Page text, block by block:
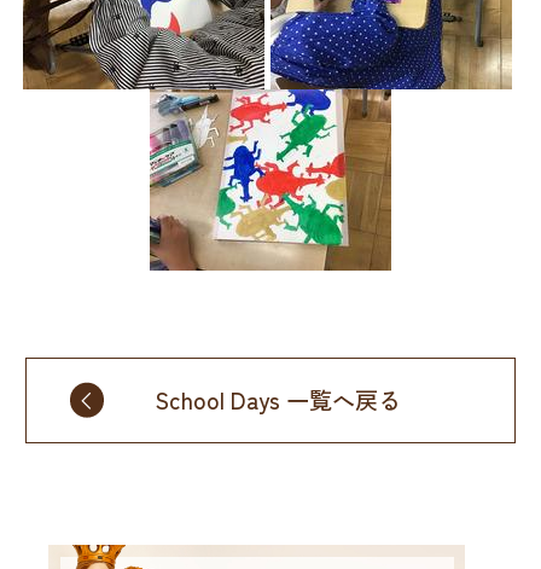
School Days 一覧へ戻る